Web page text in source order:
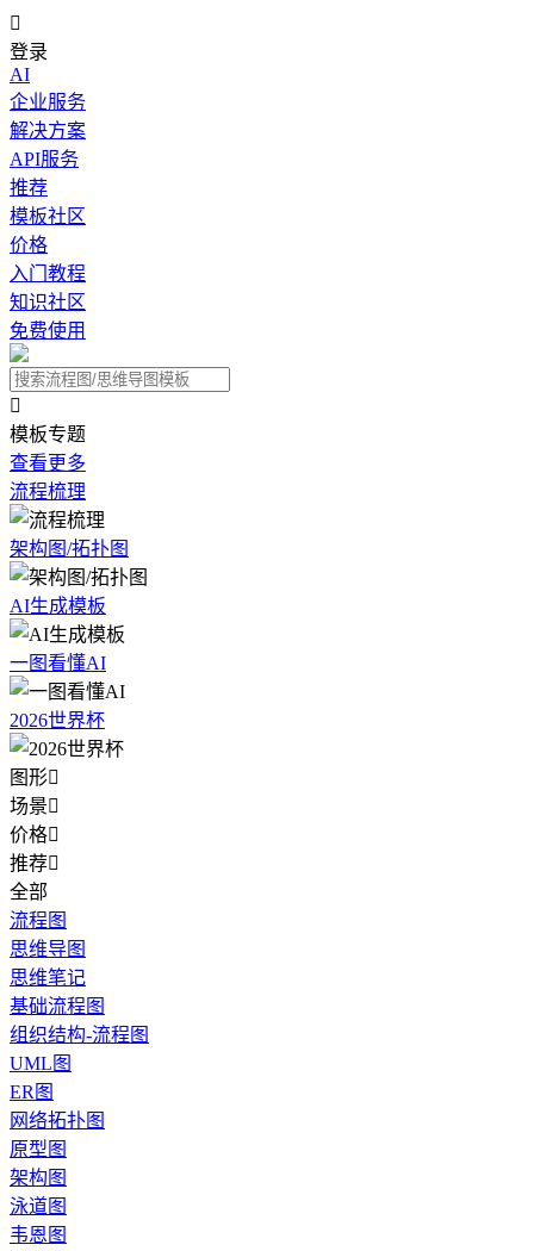

登录
AI
企业服务
解决方案
API服务
推荐
模板社区
价格
入门教程
知识社区
免费使用

模板专题
查看更多
流程梳理
架构图/拓扑图
AI生成模板
一图看懂AI
2026世界杯
图形
场景
价格
推荐
全部
流程图
思维导图
思维笔记
基础流程图
组织结构-流程图
UML图
ER图
网络拓扑图
原型图
架构图
泳道图
韦恩图